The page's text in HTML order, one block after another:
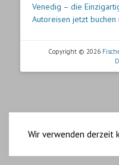
Venedig – die
Autoreisen jetzt buchen
Copyright © 2026
Wir verwenden derzeit